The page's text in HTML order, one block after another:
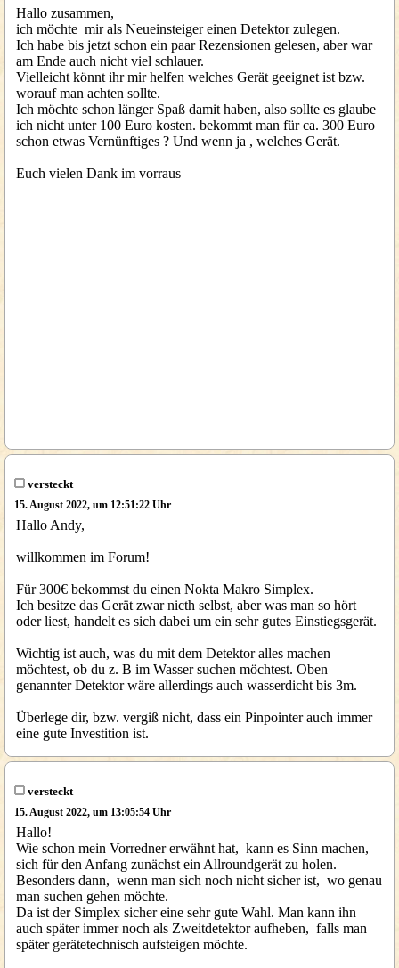
Hallo zusammen,
ich möchte mir als Neueinsteiger einen Detektor zulegen.
Ich habe bis jetzt schon ein paar Rezensionen gelesen, aber war
am Ende auch nicht viel schlauer.
Vielleicht könnt ihr mir helfen welches Gerät geeignet ist bzw.
worauf man achten sollte.
Ich möchte schon länger Spaß damit haben, also sollte es glaube
ich nicht unter 100 Euro kosten. bekommt man für ca. 300 Euro
schon etwas Vernünftiges ? Und wenn ja , welches Gerät.
Euch vielen Dank im vorraus
versteckt
15. August 2022, um 12:51:22 Uhr
Hallo Andy,
willkommen im Forum!
Für 300€ bekommst du einen Nokta Makro Simplex.
Ich besitze das Gerät zwar nicth selbst, aber was man so hört
oder liest, handelt es sich dabei um ein sehr gutes Einstiegsgerät.
Wichtig ist auch, was du mit dem Detektor alles machen
möchtest, ob du z. B im Wasser suchen möchtest. Oben
genannter Detektor wäre allerdings auch wasserdicht bis 3m.
Überlege dir, bzw. vergiß nicht, dass ein Pinpointer auch immer
eine gute Investition ist.
versteckt
15. August 2022, um 13:05:54 Uhr
Hallo!
Wie schon mein Vorredner erwähnt hat, kann es Sinn machen,
sich für den Anfang zunächst ein Allroundgerät zu holen.
Besonders dann, wenn man sich noch nicht sicher ist, wo genau
man suchen gehen möchte.
Da ist der Simplex sicher eine sehr gute Wahl. Man kann ihn
auch später immer noch als Zweitdetektor aufheben, falls man
später gerätetechnisch aufsteigen möchte.